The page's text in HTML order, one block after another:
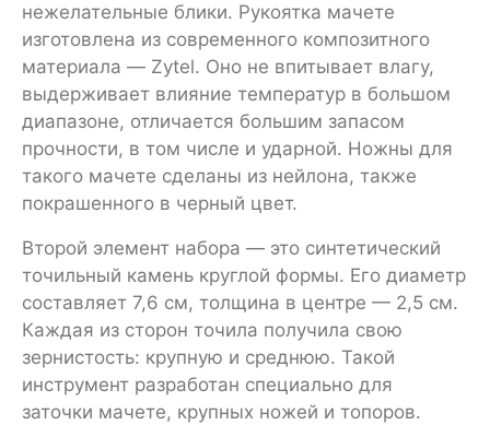
нежелательные блики. Рукоятка мачете
изготовлена из современного композитного
материала — Zytel. Оно не впитывает влагу,
выдерживает влияние температур в большом
диапазоне, отличается большим запасом
прочности, в том числе и ударной. Ножны для
такого мачете сделаны из нейлона, также
покрашенного в черный цвет.
Второй элемент набора — это синтетический
точильный камень круглой формы. Его диаметр
составляет 7,6 см, толщина в центре — 2,5 см.
Каждая из сторон точила получила свою
зернистость: крупную и среднюю. Такой
инструмент разработан специально для
заточки мачете, крупных ножей и топоров.